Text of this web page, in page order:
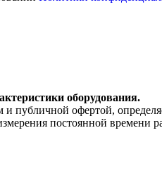
оборудования.
и публичной офертой,
постоянной времени